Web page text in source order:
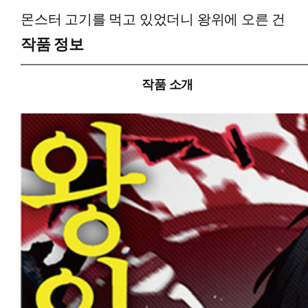
몬스터 고기를 먹고 있었더니 왕위에 오른 건
작품 정보
작품 소개